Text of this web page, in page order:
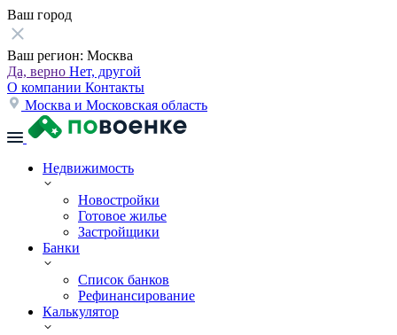
Ваш город
Ваш регион: Москва
Да, верно Нет, другой
О компании Контакты
Москва и Московская область
Недвижимость
Новостройки
Готовое жилье
Застройщики
Банки
Список банков
Рефинансирование
Калькулятор